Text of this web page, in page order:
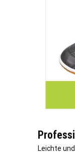
Leichte